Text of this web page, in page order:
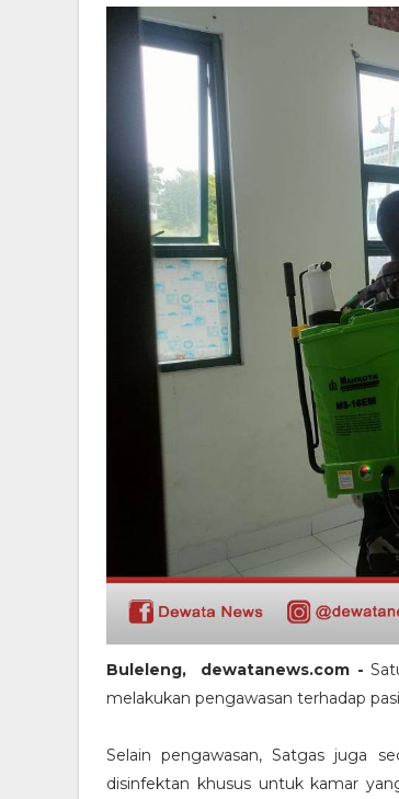
Buleleng, dewatanews.com -
melakukan pengawasan terhadap
Selain pengawasan, Satgas juga
disinfektan khusus untuk kamar